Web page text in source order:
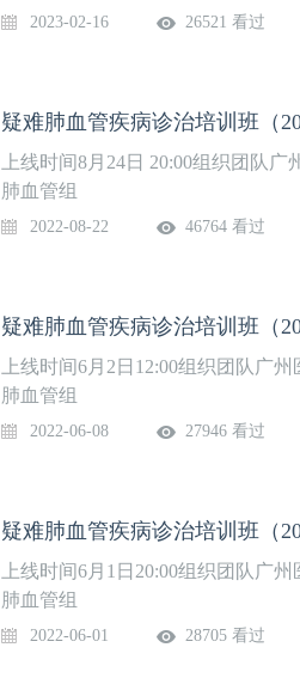
治疗效果不理想，入住我院。
2023-02-16 26521 看过
疑难肺血管疾病诊治培训班（
上线时间8月24日 20:00组织团队
肺血管组
2022-08-22 46764 看过
疑难肺血管疾病诊治培训班（
上线时间6月2日12:00组织团队广
肺血管组
2022-06-08 27946 看过
疑难肺血管疾病诊治培训班（
上线时间6月1日20:00组织团队广
肺血管组
2022-06-01 28705 看过